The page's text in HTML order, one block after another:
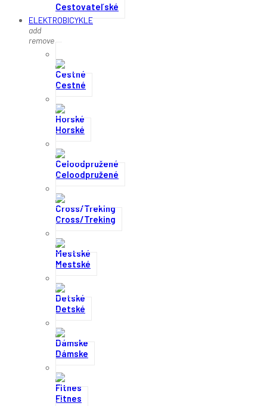
Cestovateľské
ELEKTROBICYKLE
add
remove
Cestné
Horské
Celoodpružené
Cross/Treking
Mestské
Detské
Dámske
Fitnes